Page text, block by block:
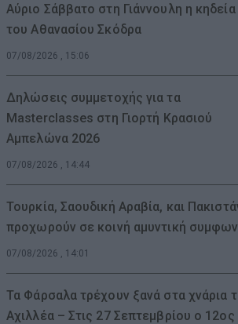
Αύριο Σάββατο στη Γιάννουλη η κηδεία
του Αθανασίου Σκόδρα
07/08/2026 , 15:06
Δηλώσεις συμμετοχής για τα
Masterclasses στη Γιορτή Κρασιού
Αμπελώνα 2026
07/08/2026 , 14:44
Τουρκία, Σαουδική Αραβία, και
προχωρούν σε κοινή αμυντική
07/08/2026 , 14:01
Τα Φάρσαλα τρέχουν ξανά στα χνάρια
Αχιλλέα – Στις 27 Σεπτεμβρίου ο 12ος